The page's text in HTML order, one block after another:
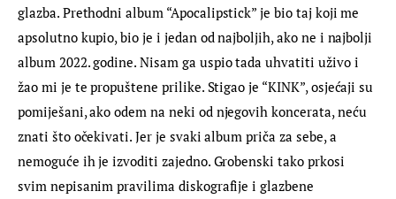
glazba. Prethodni album “Apocalipstick” je bio taj koji me
apsolutno kupio, bio je i jedan od najboljih, ako ne i najbolji
album 2022. godine. Nisam ga uspio tada uhvatiti uživo i
žao mi je te propuštene prilike. Stigao je “KINK”, osjećaji su
pomiješani, ako odem na neki od njegovih koncerata, neću
znati što očekivati. Jer je svaki album priča za sebe, a
nemoguće ih je izvoditi zajedno. Grobenski tako prkosi
svim nepisanim pravilima diskografije i glazbene